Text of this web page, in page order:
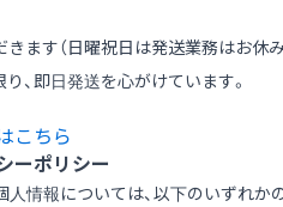
ます（日曜祝日は発送業務はお休
、即日発送を心がけています。
こちら
ーポリシー
情報については、以下のいずれか